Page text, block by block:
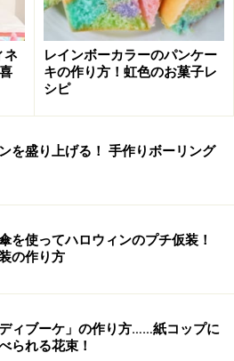
ネ
レインボーカラーのパンケー
キの作り方！虹色のお菓子レ
シピ
を盛り上げる！ 手作りボーリング
を使ってハロウィンのプチ仮装！
の作り方
ディブーケ」の作り方……紙コップに
られる花束！